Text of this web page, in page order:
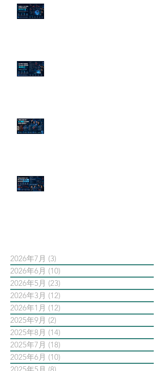
2026年7月 (3)
2026年6月 (10)
2026年5月 (23)
2026年3月 (12)
2026年1月 (12)
2025年9月 (2)
2025年8月 (14)
2025年7月 (18)
2025年6月 (10)